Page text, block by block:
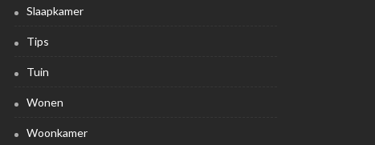
Slaapkamer
Tips
Tuin
Wonen
Woonkamer